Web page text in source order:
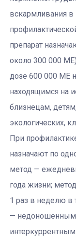
вскармливания в
препарат
около 300 000
дозе 600 000 МЕ
находящимся на
близнецам,
экологических,
При
назначают по
метод —
года жизни;
1 раз в неделю в
— недоношенным